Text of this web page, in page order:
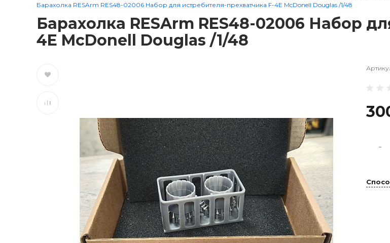
Барахолка RESArm RES48-02006 Набор для истребителя-прехватчика F-4E McDonell Douglas /1/48
Барахолка RESArm RES48-02006 Набор
4E McDonell Douglas /1/48
-